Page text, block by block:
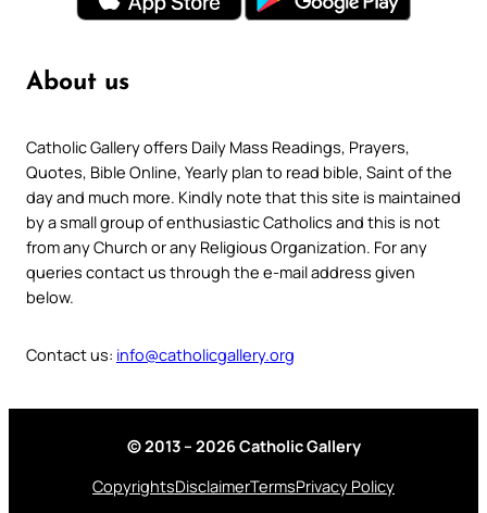
About us
Catholic Gallery offers Daily Mass Readings, Prayers,
Quotes, Bible Online, Yearly plan to read bible, Saint of the
day and much more. Kindly note that this site is maintained
by a small group of enthusiastic Catholics and this is not
from any Church or any Religious Organization. For any
queries contact us through the e-mail address given
below.
Contact us: info@catholicgallery.org
© 2013 – 2026 Catholic Gallery
CopyrightsDisclaimerTermsPrivacy Policy